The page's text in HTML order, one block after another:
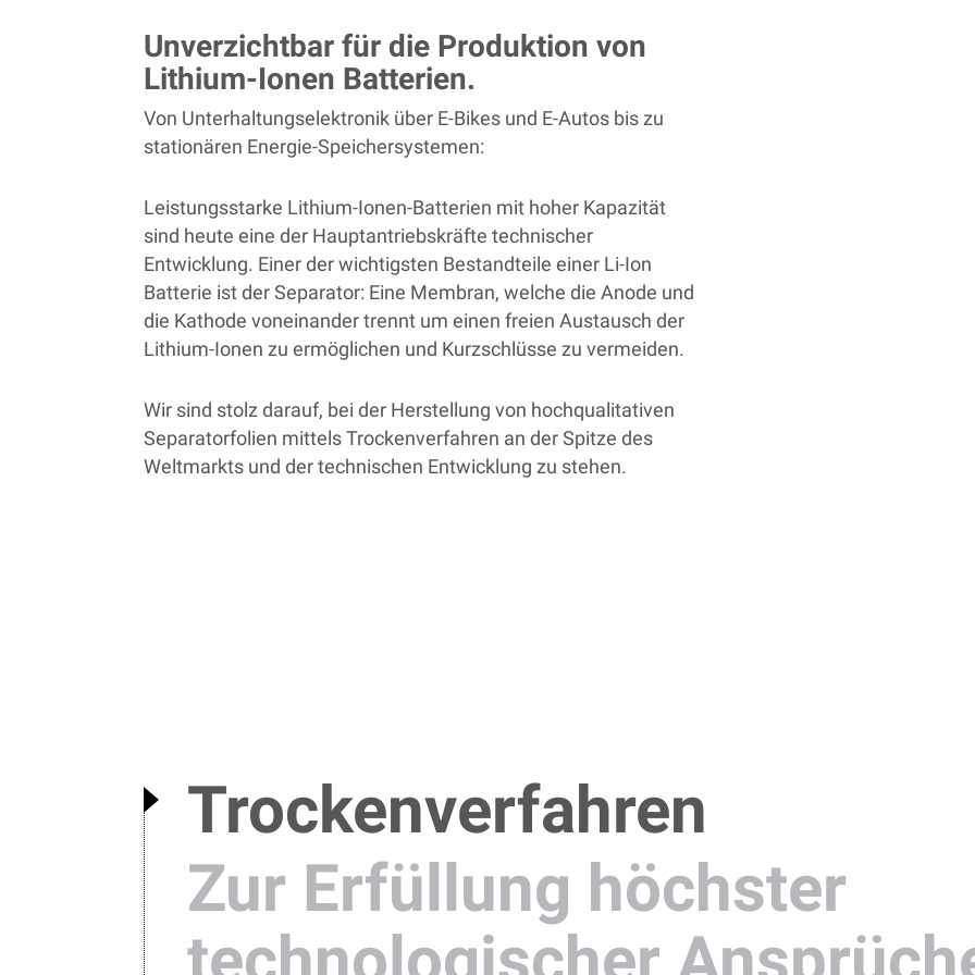
Unverzichtbar für die Produktion von
Lithium-Ionen Batterien.
Von Unterhaltungselektronik über E-Bikes und E-Autos bis zu
stationären Energie-Speichersystemen:
Leistungsstarke Lithium-Ionen-Batterien mit hoher Kapazität
sind heute eine der Hauptantriebskräfte technischer
Entwicklung. Einer der wichtigsten Bestandteile einer Li-Ion
Batterie ist der Separator: Eine Membran, welche die Anode und
die Kathode voneinander trennt um einen freien Austausch der
Lithium-Ionen zu ermöglichen und Kurzschlüsse zu vermeiden.
Wir sind stolz darauf, bei der Herstellung von hochqualitativen
Separatorfolien mittels Trockenverfahren an der Spitze des
Weltmarkts und der technischen Entwicklung zu stehen.
Trockenverfahren
Zur Erfüllung höchster